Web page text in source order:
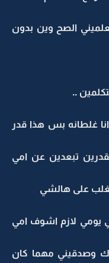
الصح وين بدون
..
غلطانه بس هذا قدر
تبعدين عن امي
على هالشي
يومي لازم اشوف امي
وصدقيني مهما كان